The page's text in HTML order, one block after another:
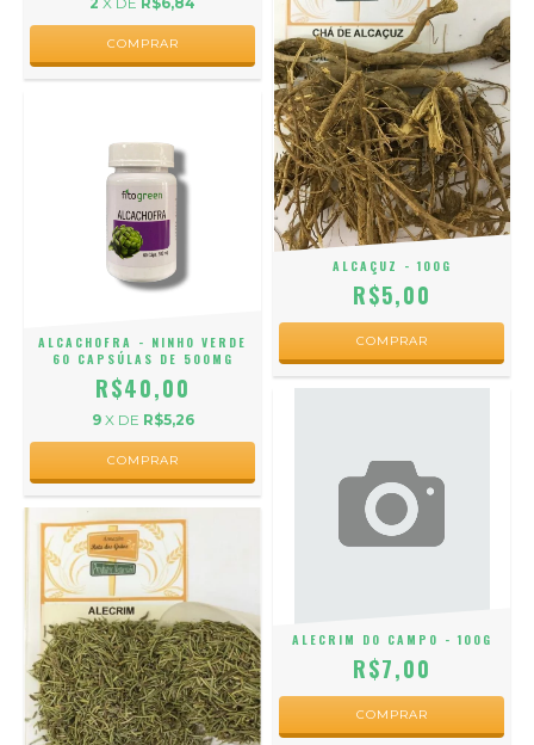
ALCACHOFRA - NINHO VERDE
60 CAPSÚLAS DE 500MG
R$40,00
9 X DE R$5,26
ALCAÇUZ - 100G
R$5,00
ALECRIM DO CAMPO - 100G
R$7,00